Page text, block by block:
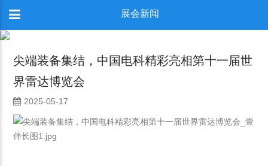
展会新闻
尖端装备集结，中国电科精彩亮相第十一届世
界雷达博览会
2025-05-17